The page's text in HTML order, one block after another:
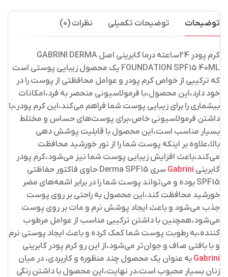
توضیحات توضیحات تکمیلی نظرات (0)
کرم پودر 24ساعته درما گابرینی اصل GABRINI DERMA
FOUNDATION SPF15 40ML یک محصول زیبایی پوستی است
که ترکیبی از خواص کرم پودر و عوامل محافظتی از پوست را در
خود دارد،این محصول،با فرمولاسیونی منحصر به فرد،امکانات
بیشماری را برای زیبایی پوست شما فراهم می‌کند،این کرم پودر،با
داشتن فرمولاسیونی خاص،برای پوست‌های حساس و مختلط
بسیار مناسب است،این محصول با قابلیت پوشش دهی
بالا،علاوه بر اینکه پوست شما را از نور خورشید محافظت
می‌کند،باعث افزایش زیبایی پوست شما نیز می‌شود،کرم پودر
گابرینی Gabrini
سری Derma SPF15 حاوی فاکتور حفاظتی
SPF15 بوده و می‌تواند پوست شما را در برابر اشعه‌های مضر
خورشید محافظت کند،این محصول به راحتی بر روی پوست
جذب می‌شود و باعث ایجاد پوشش نرم و مات بر روی پوست
می‌شود،همچنین با داشتن ترکیبی مناسب از عوامل مرطوب
کننده،به رطوبت پوست شما کمک کرده و باعث ایجاد پوستی نرم
و با بافتی صاف و جوان‌تر می‌شود،از این رو کرم پودر گابرینی
Gabrini به عنوان یک محصول چند منظوره و کاربردی، در میان
زنان بسیار محبوب است،در نهایت،این محصول با داشتن رنگی